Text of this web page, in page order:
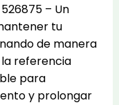
– Un
tu
de manera
referencia
para
y prolongar